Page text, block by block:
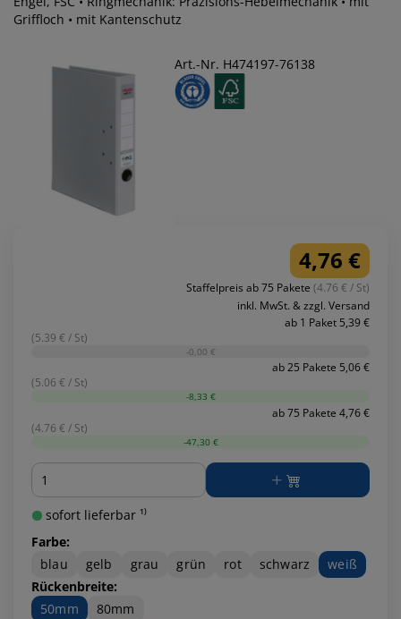
Griffloch • mit Kantenschutz
Art.-Nr. H474197-76138
4,76 €
Staffelpreis ab 75 Pakete (4.76 € / St)
inkl. MwSt. & zzgl. Versand
ab 1 Paket 5,39 €
(5.39 € / St)
-0,00 €
ab 25 Pakete 5,06 €
(5.06 € / St)
-8,33 €
ab 75 Pakete 4,76 €
(4.76 € / St)
-47,30 €
Menge
sofort lieferbar ¹⁾
Farbe:
blau
gelb grau grün rot schwarz
weiß
Rückenbreite:
50mm
80mm